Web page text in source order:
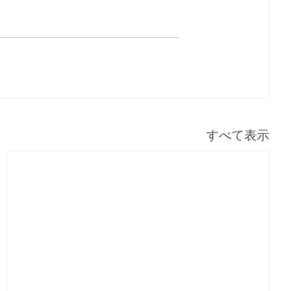
すべて表示